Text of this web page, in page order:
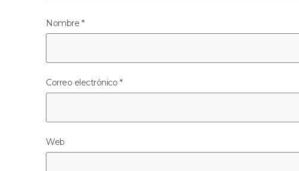
Nombre *
Correo electrónico *
Web